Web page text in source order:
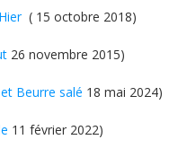
( 15 octobre 2018)
26 novembre 2015)
Beurre salé 18 mai 2024)
11 février 2022)